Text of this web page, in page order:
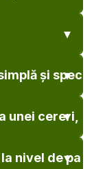
și
unei cereri,
nivel de